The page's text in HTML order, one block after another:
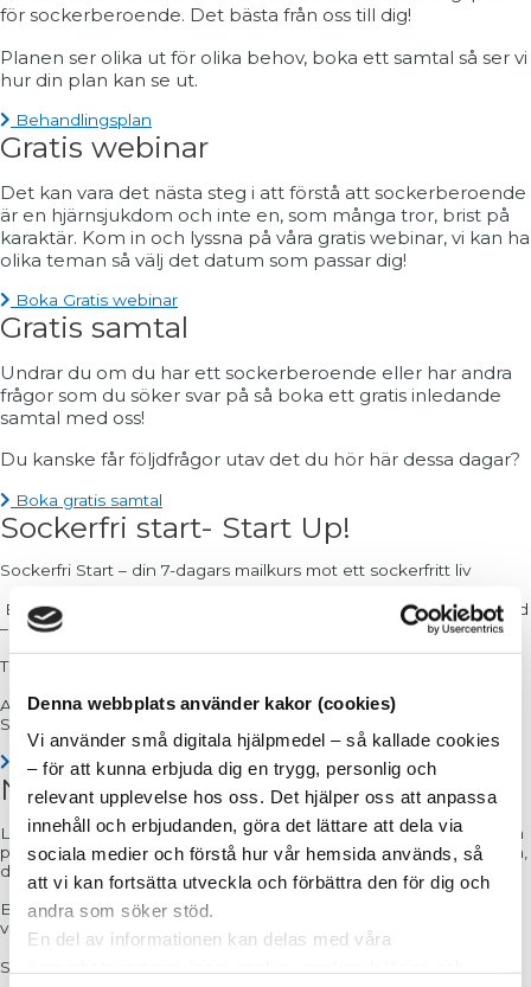
Denna webbplats använder kakor (cookies)
Vi använder små digitala hjälpmedel – så kallade cookies
– för att kunna erbjuda dig en trygg, personlig och
relevant upplevelse hos oss. Det hjälper oss att anpassa
innehåll och erbjudanden, göra det lättare att dela via
sociala medier och förstå hur vår hemsida används, så
att vi kan fortsätta utveckla och förbättra den för dig och
andra som söker stöd.
En del av informationen kan delas med våra
för sockerberoende. Det bästa från oss till dig!
Planen ser olika ut för olika behov, boka ett samtal så ser vi
hur din plan kan se ut.
Behandlingsplan
Gratis webinar
Det kan vara det nästa steg i att förstå att sockerberoende
är en hjärnsjukdom och inte en, som många tror, brist på
karaktär. Kom in och lyssna på våra gratis webinar, vi kan ha
olika teman så välj det datum som passar dig!
Boka Gratis webinar
Gratis samtal
Undrar du om du har ett sockerberoende eller har andra
frågor som du söker svar på så boka ett gratis inledande
samtal med oss!
Du kanske får följdfrågor utav det du hör här dessa dagar?
Boka gratis samtal
Sockerfri start- Start Up!
Sockerfri Start – din 7-dagars mailkurs mot ett sockerfritt liv
En trygg och vägledd förberedelse med recept, verktyg och stöd
– för dig som vill testa ett sockerfritt liv med omtanke.
Ta första steget mot ett liv utan sockersug!
Aspa pris 100 kr!
Start 24/4!
Sockerfri start
Nystart
Läs mer om SockerSkolans Nystart – med upplägg och tider som
passar olika livssituationer. Nytt för i år är även en Nystart för män,
där gruppen består enbart av män.
Boka din plats idag och få en individuell Biokemisk reparation
värde 3000 kr på köpet.
Sista anmälningsdag: 20 april 2026